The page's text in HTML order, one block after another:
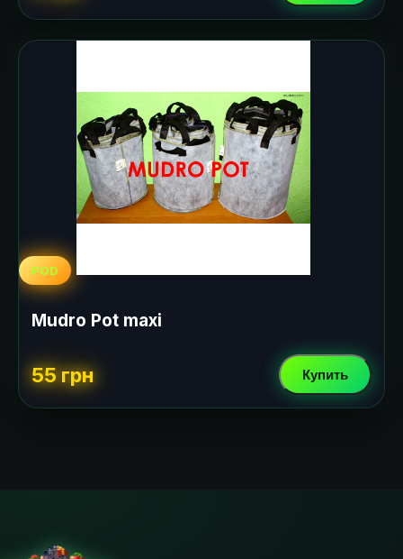
POD
Mudro Pot maxi
55 грн Купить